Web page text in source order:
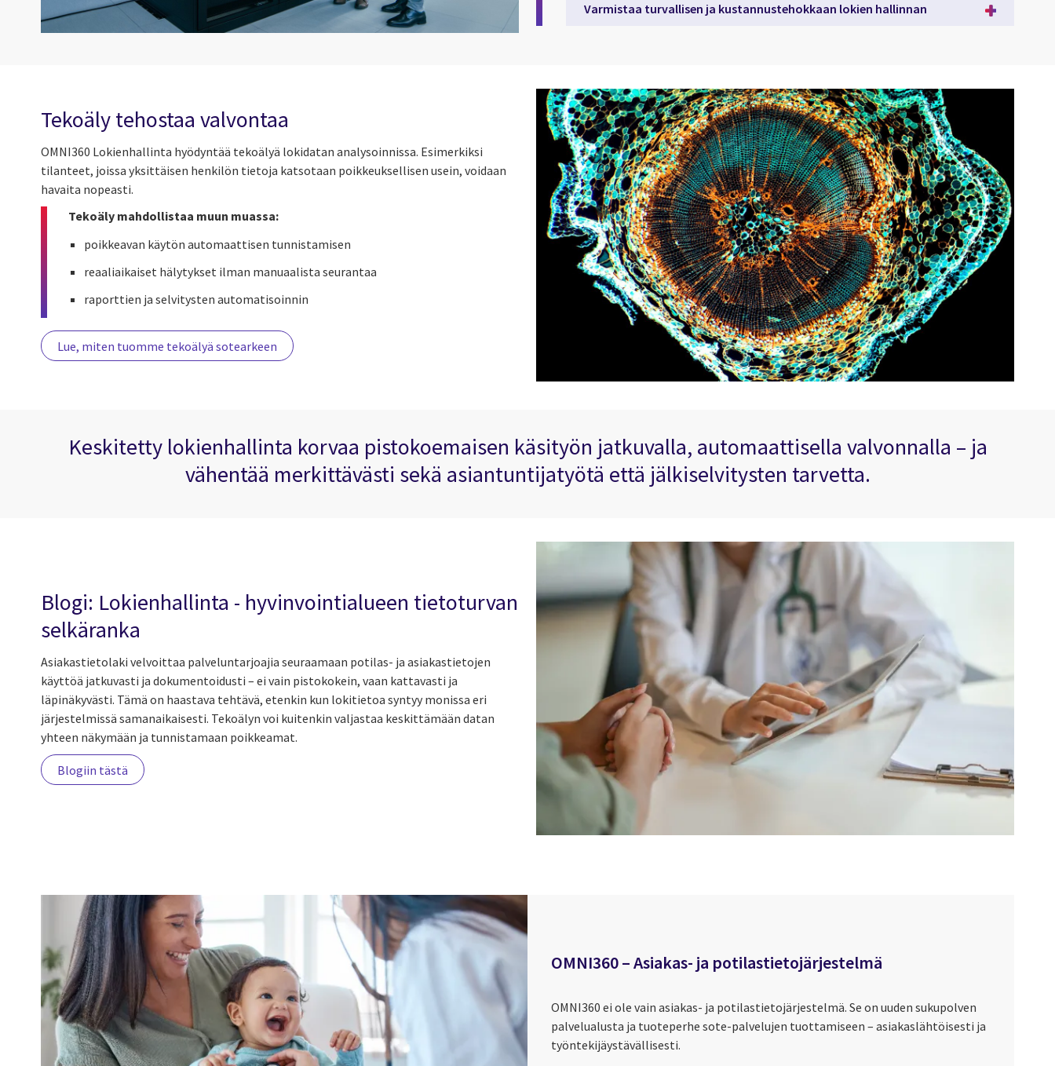
Varmistaa turvallisen ja kustannustehokkaan lokien hallinnan
Tekoäly tehostaa valvontaa
OMNI360 Lokienhallinta hyödyntää tekoälyä lokidatan analysoinnissa. Esimerkiksi
tilanteet, joissa yksittäisen henkilön tietoja katsotaan poikkeuksellisen usein, voidaan
havaita nopeasti.
Tekoäly mahdollistaa muun muassa:
poikkeavan käytön automaattisen tunnistamisen
reaaliaikaiset hälytykset ilman manuaalista seurantaa
raporttien ja selvitysten automatisoinnin
Lue, miten tuomme tekoälyä sotearkeen
Keskitetty lokienhallinta korvaa pistokoemaisen käsityön jatkuvalla, automaattisella valvonnalla – ja
vähentää merkittävästi sekä asiantuntijatyötä että jälkiselvitysten tarvetta.
Blogi: Lokienhallinta - hyvinvointialueen tietoturvan
selkäranka
Asiakastietolaki velvoittaa palveluntarjoajia seuraamaan potilas- ja asiakastietojen
käyttöä jatkuvasti ja dokumentoidusti – ei vain pistokokein, vaan kattavasti ja
läpinäkyvästi. Tämä on haastava tehtävä, etenkin kun lokitietoa syntyy monissa eri
järjestelmissä samanaikaisesti. Tekoälyn voi kuitenkin valjastaa keskittämään datan
yhteen näkymään ja tunnistamaan poikkeamat.
Blogiin tästä
OMNI360 – Asiakas- ja potilastietojärjestelmä
OMNI360 ei ole vain asiakas- ja potilastietojärjestelmä. Se on uuden sukupolven
palvelualusta ja tuoteperhe sote-palvelujen tuottamiseen – asiakaslähtöisesti ja
työntekijäystävällisesti.